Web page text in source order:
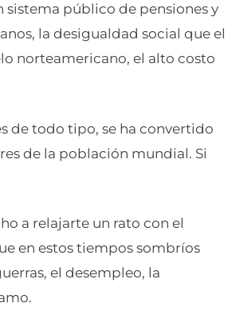
sistema público de pensiones y
la desigualdad social que el
norteamericano, el alto costo
de todo tipo, se ha convertido
de la población mundial. Si
a relajarte un rato con el
en estos tiempos sombríos
el desempleo, la